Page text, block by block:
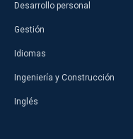
Desarrollo personal
Gestión
Idiomas
Ingeniería y Construcción
Inglés